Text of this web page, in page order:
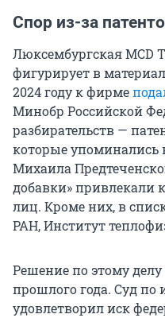
Спор из-за
Люксембургская MCD
фигурирует в
2024 году к фирме
Минобр Российской
разбирательств —
которые упоминались
Михаила
добавки» привлекали
лиц. Кроме них, в
РАН, Институт
Решение по этому
прошлого года. Суд
удовлетворил иск